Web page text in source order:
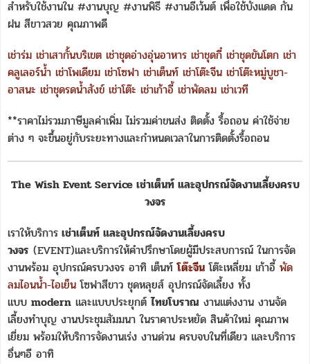
สำหรับใช้งานใน #งานบุญ #งานพิธี #งานอีเว้นต์ เพื่อใช้บังแดด กัน
ฝน สีขาวสวย คุณภาพดี
เช่าร่ม เช่าเสากั้นบริเขต เช่าชุดอ่างอุ่นอาหาร เช่าชุดกี๋ เช่าชุดขันโตก เช่า
คลูเลอร์น้ำ เช่าโพเดียม เช่าโซฟา เช่าเต็นท์ เช่าโต๊ะจีน เช่าโต๊ะหมู่บูชา-
อาสนะ เช่าชุดรดน้ำสังข์ เช่าโต๊ะ เช่าเก้าอี้ เช่าพัดลม เช่าเวที
**ราคาไม่รวมภาษีมูลค่าเพิ่ม ไม่รวมค่าขนส่ง ติดตั้ง รื้อถอน ค่าใช้จ่าย
ต่าง ๆ จะขึ้นอยู่กับระยะทางและกำหนดเวลาในการติดตั้งรื้อถอน
The Wish Event Service เช่าเต็นท์ และอุปกรณ์จัดงานเลี้ยงครบ
วงจร
เราให้บริการ เช่าเต็นท์ และอุปกรณ์จัดงานเลี้ยงครบ
วงจร (EVENT)และบริการให้คำปรึกษาโดยผู้มีประสบการณ์ ในการจัด
งานพร้อม อุปกรณ์ครบวงจร อาทิ เต็นท์โต๊ะจีน โต๊ะเหลี่ยม เก้าอี้ พัด
ลมไอนน้ำ-ไอเย็น โซฟาสีขาว ชุดหลุยส์ อุปกรณ์จัดเลี้ยง ทั้ง
แบบ modern และแบบประยุกต์ไทยโบราณ งานแต่งงาน งานจัด
เลี้ยงทำบุญ งานประชุมสัมมนา ในราคาประหยัด สินค้าใหม่ คุณภาพ
เยี่ยม พร้อมให้บริการจัดงานเร่ง งานด่วน ครบจบในที่เดียว และบริการ
อื่นๆอี อาทิ